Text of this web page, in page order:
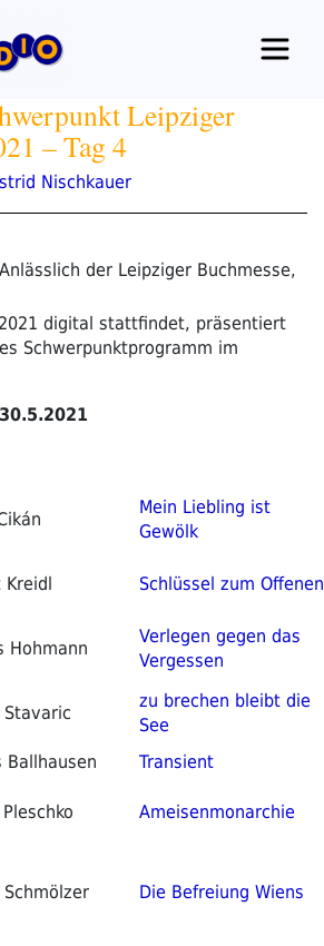
Leipziger
– Tag 4
Nischkauer
Anlässlich der Leipziger Buchmesse,
digital stattfindet, präsentiert
Schwerpunktprogramm im
Mein Liebling ist
Gewölk
Kreidl Schlüssel zum Offenen
Hohmann
Verlegen gegen das
Vergessen
Stavaric
zu brechen bleibt die
See
Ballhausen Transient
Ameisenmonarchie
Schmölzer Die Befreiung Wiens